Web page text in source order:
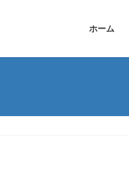
ホーム